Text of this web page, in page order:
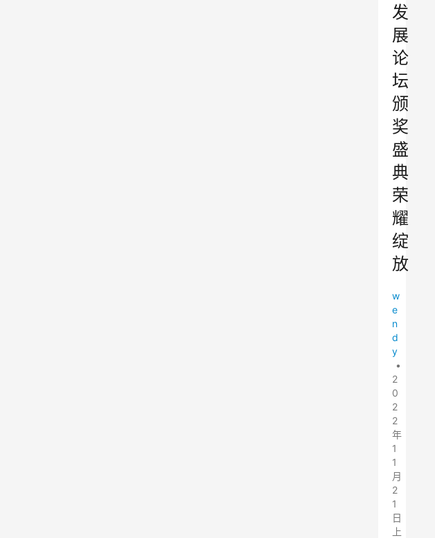
发
展
论
坛
颁
奖
盛
典
荣
耀
绽
放
w
e
n
d
y
•
2
0
2
2
年
1
1
月
2
1
日
上